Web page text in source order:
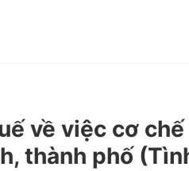
về việc cơ
thành phố